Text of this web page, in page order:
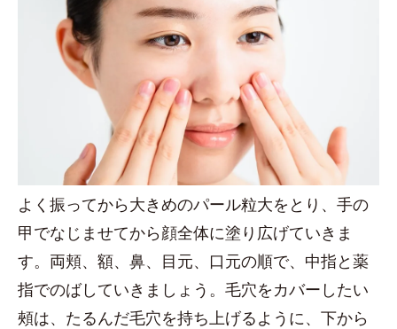
よく振ってから大きめのパール粒大をとり、手の
甲でなじませてから顔全体に塗り広げていきま
す。両頬、額、鼻、目元、口元の順で、中指と薬
指でのばしていきましょう。毛穴をカバーしたい
頰は、たるんだ毛穴を持ち上げるように、下から